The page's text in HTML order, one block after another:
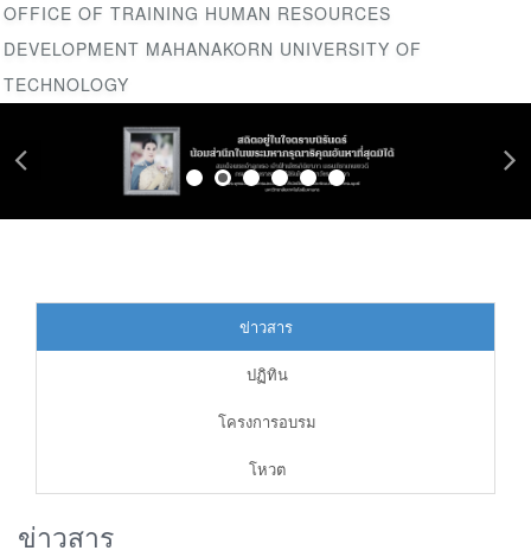
OFFICE OF TRAINING HUMAN RESOURCES
DEVELOPMENT MAHANAKORN UNIVERSITY OF
TECHNOLOGY
ข่าวสาร
ปฏิทิน
โครงการอบรม
โหวต
ข่าวสาร